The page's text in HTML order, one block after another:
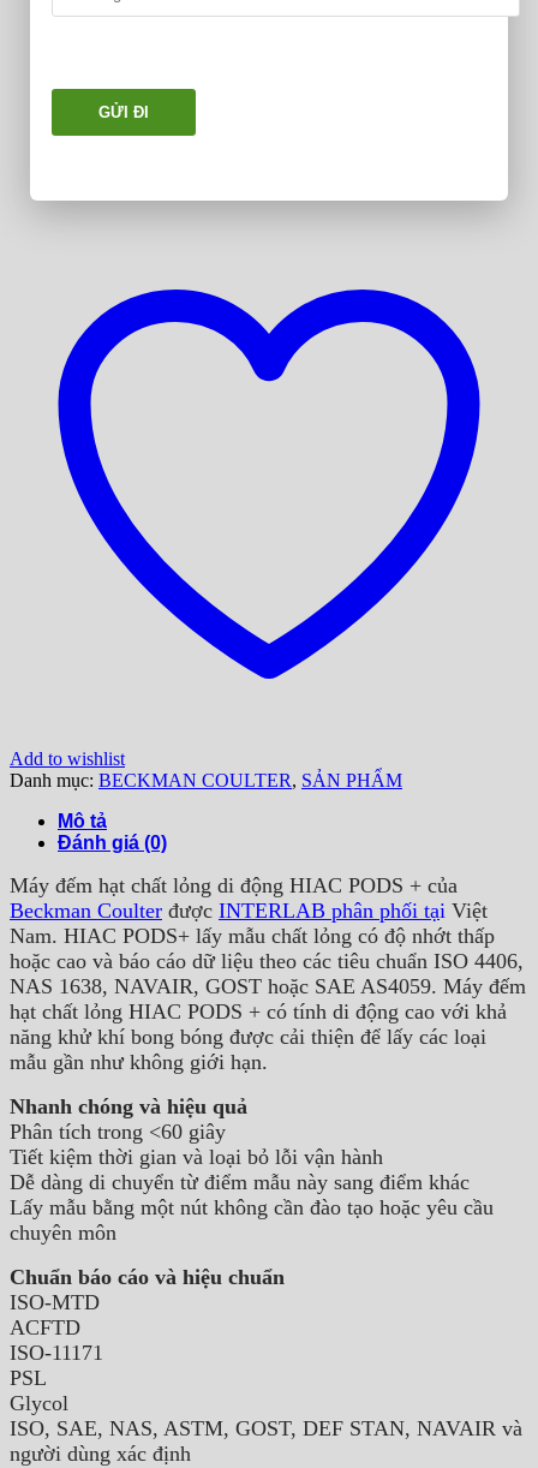
Add to wishlist
Danh mục: BECKMAN COULTER, SẢN PHẨM
Mô tả
Đánh giá (0)
Máy đếm hạt chất lỏng di động HIAC PODS + của
Beckman Coulter được INTERLAB phân phối tại Việt
Nam. HIAC PODS+ lấy mẫu chất lỏng có độ nhớt thấp
hoặc cao và báo cáo dữ liệu theo các tiêu chuẩn ISO 4406,
NAS 1638, NAVAIR, GOST hoặc SAE AS4059. Máy đếm
hạt chất lỏng HIAC PODS + có tính di động cao với khả
năng khử khí bong bóng được cải thiện để lấy các loại
mẫu gần như không giới hạn.
Nhanh chóng và hiệu quả
Phân tích trong <60 giây
Tiết kiệm thời gian và loại bỏ lỗi vận hành
Dễ dàng di chuyển từ điểm mẫu này sang điểm khác
Lấy mẫu bằng một nút không cần đào tạo hoặc yêu cầu
chuyên môn
Chuẩn báo cáo và hiệu chuẩn
ISO-MTD
ACFTD
ISO-11171
PSL
Glycol
ISO, SAE, NAS, ASTM, GOST, DEF STAN, NAVAIR và
người dùng xác định